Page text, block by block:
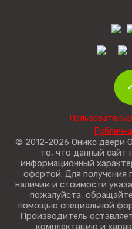
© 2012-2026 Оникс двери
то, что данный сайт
информационный
офертой. Для
наличии и стоимости
пожалуйста,
помощью специальной
Производитель
комплектацию и